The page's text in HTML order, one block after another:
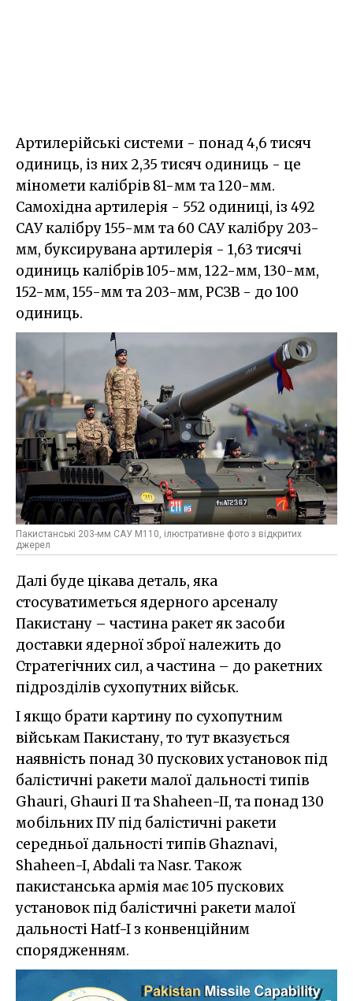
Артилерійські системи - понад 4,6 тисяч
одиниць, із них 2,35 тисяч одиниць - це
міномети калібрів 81-мм та 120-мм.
Самохідна артилерія - 552 одиниці, із 492
САУ калібру 155-мм та 60 САУ калібру 203-
мм, буксирувана артилерія - 1,63 тисячі
одиниць калібрів 105-мм, 122-мм, 130-мм,
152-мм, 155-мм та 203-мм, РСЗВ - до 100
одиниць.
Пакистанські 203-мм САУ M110, ілюстративне фото з відкритих
джерел
Далі буде цікава деталь, яка
стосуватиметься ядерного арсеналу
Пакистану – частина ракет як засоби
доставки ядерної зброї належить до
Стратегічних сил, а частина – до ракетних
підрозділів сухопутних військ.
І якщо брати картину по сухопутним
військам Пакистану, то тут вказується
наявність понад 30 пускових установок під
балістичні ракети малої дальності типів
Ghauri, Ghauri II та Shaheen-II, та понад 130
мобільних ПУ під балістичні ракети
середньої дальності типів Ghaznavi,
Shaheen-I, Abdali та Nasr. Також
пакистанська армія має 105 пускових
установок під балістичні ракети малої
дальності Hatf-I з конвенційним
спорядженням.